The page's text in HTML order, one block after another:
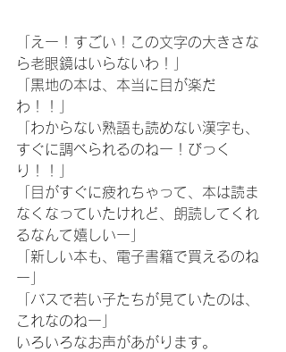
「えー！すごい！この文字の大きさな
ら老眼鏡はいらないわ！」
「黒地の本は、本当に目が楽だ
わ！！」
「わからない熟語も読めない漢字も、
すぐに調べられるのねー！びっく
り！！」
「目がすぐに疲れちゃって、本は読ま
なくなっていたけれど、朗読してくれ
るなんて嬉しいー」
「新しい本も、電子書籍で買えるのね
ー」
「バスで若い子たちが見ていたのは、
これなのねー」
いろいろなお声があがります。